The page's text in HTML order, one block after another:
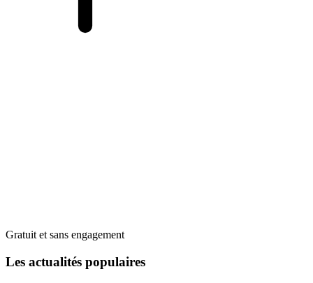
Gratuit et sans engagement
Les actualités populaires